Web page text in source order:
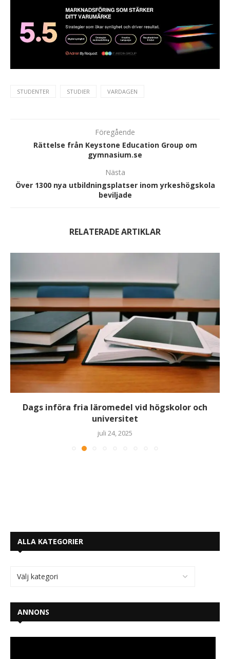
STUDENTER STUDIER VARDAGEN
Föregående
Rättelse från Keystone Education Group om
gymnasium.se
Nästa
Över 1300 nya utbildningsplatser inom yrkeshögskola
beviljade
RELATERADE ARTIKLAR
Dags införa fria läromedel vid högskolor och
universitet
juli 24, 2025
ALLA KATEGORIER
ANNONS